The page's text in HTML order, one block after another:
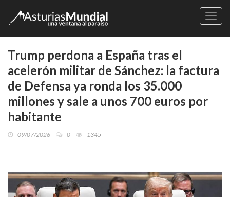
Trump perdona a España tras el
acelerón militar de Sánchez: la factura
de Defensa ya ronda los 35.000
millones y sale a unos 700 euros por
habitante
09/07/2026 0 1345